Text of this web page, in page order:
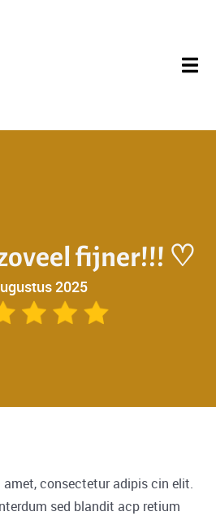
oveelfjner!!! ♡
2025
consectetur adipis cin elit.
sed blandit acp retium